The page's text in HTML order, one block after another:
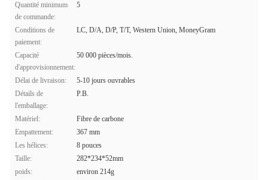
Quantité minimum
de commande:
5
Conditions de
paiement:
LC, D/A, D/P, T/T, Western Union, MoneyGram
Capacité
d'approvisionnement:
50 000 pièces/mois.
Délai de livraison:
5-10 jours ouvrables
Détails de
l'emballage:
P.B.
Matériel:
Fibre de carbone
Empattement:
367 mm
Les hélices:
8 pouces
Taille:
282*234*52mm
poids:
environ 214g